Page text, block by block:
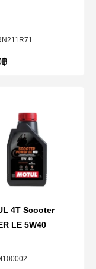
฿
4T Scooter
LE 5W40